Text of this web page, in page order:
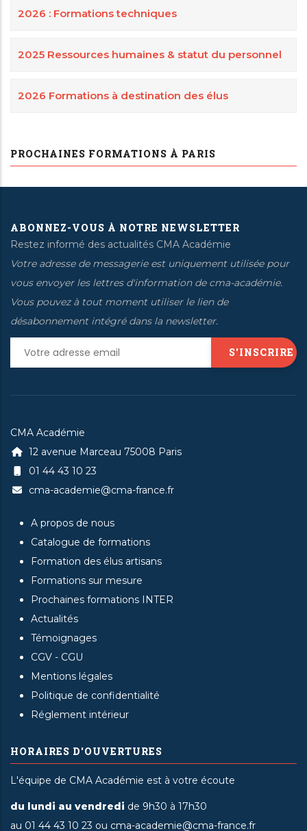
2026 : Formations techniques
2025 Ressources humaines & statut du personnel
2026 Formations à destination des élus
PROCHAINES FORMATIONS À PARIS
ABONNEZ-VOUS À NOTRE NEWSLETTER
Restez informé des actualités CMA Académie
Votre adresse de messagerie est uniquement utilisée pour
vous envoyer les lettres d'information de cma-académie.
Vous pouvez à tout moment utiliser le lien de
désabonnement intégré dans la newsletter.
CMA Académie
12 avenue Marceau 75008 Paris
01 44 43 10 23
cma-academie@cma-france.fr
A propos de nous
Catalogue de formations
Formation des élus artisans
Formations sur mesure
Prochaines formations INTER
Actualités
Témoignages
CGV - CGU
Mentions légales
Politique de confidentialité
Réglement intérieur
HORAIRES D'OUVERTURES
L'équipe de CMA Académie est à votre écoute
du lundi au vendredi de 9h30 à 17h30
au 01 44 43 10 23 ou cma-academie@cma-france.fr